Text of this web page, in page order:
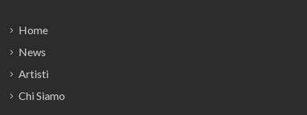
Home
News
Artisti
Chi Siamo